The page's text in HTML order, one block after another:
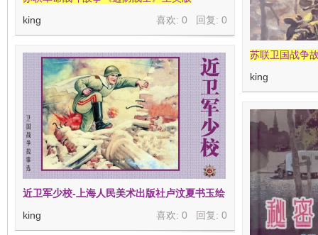
喜欢: 0 回复: 0
king
苏联卫国战争
king
近卫军少校-上海人民美术出版社卢汶夏书玉绘
喜欢: 0 回复: 0
king